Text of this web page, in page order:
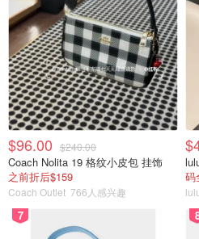
$96.00 $240.00
Coach Nolita 19 格纹小皮包 挂饰
之前折后$159
Coach Outlet 766人感兴趣
码
7